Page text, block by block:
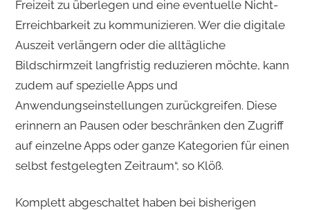
Freizeit zu überlegen und eine eventuelle Nicht-
Erreichbarkeit zu kommunizieren. Wer die digitale
Auszeit verlängern oder die alltägliche
Bildschirmzeit langfristig reduzieren möchte, kann
zudem auf spezielle Apps und
Anwendungseinstellungen zurückgreifen. Diese
erinnern an Pausen oder beschränken den Zugriff
auf einzelne Apps oder ganze Kategorien für einen
selbst festgelegten Zeitraum“, so Klöß.
Komplett abgeschaltet haben bei bisherigen